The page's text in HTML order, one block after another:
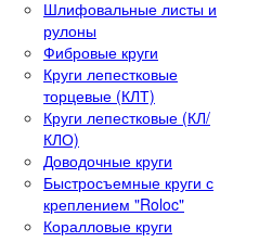
Шлифовальные листы и
рулоны
Фибровые круги
Круги лепестковые
торцевые (КЛТ)
Круги лепестковые (КЛ/
КЛО)
Доводочные круги
Быстросъемные круги с
креплением "Roloc"
Коралловые круги